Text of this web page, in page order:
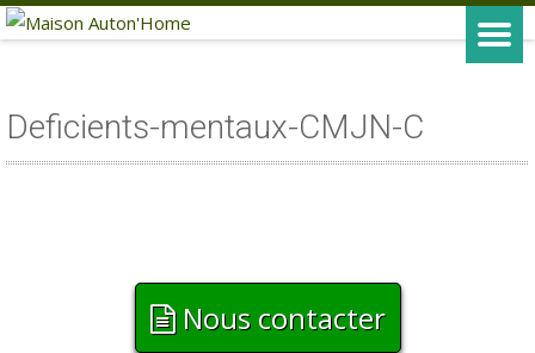
Deficients-mentaux-CMJN-C
Nous contacter